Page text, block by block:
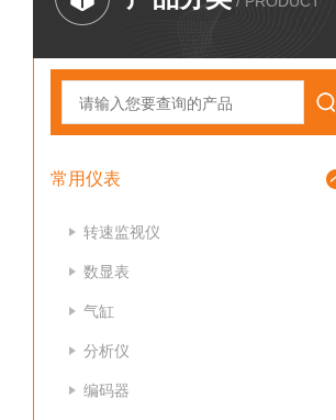
常用仪表
转速监视仪
数显表
气缸
分析仪
编码器